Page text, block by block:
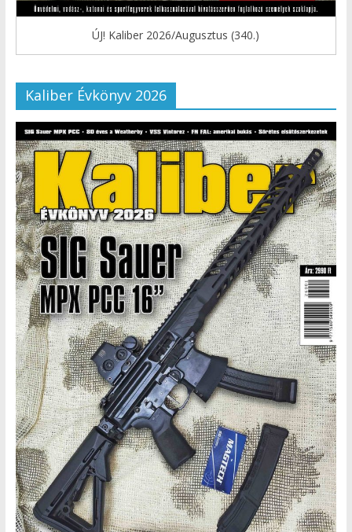
ÚJ! Kaliber 2026/Augusztus (340.)
Kaliber Évkönyv 2026